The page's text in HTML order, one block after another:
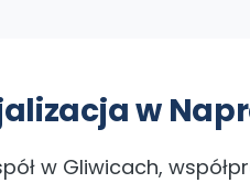
w
w Gliwicach,